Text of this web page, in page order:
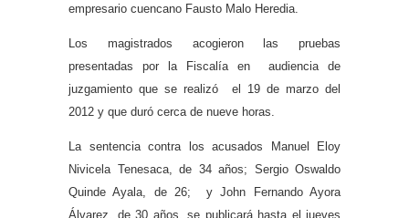
empresario cuencano Fausto Malo Heredia.
Los magistrados acogieron las pruebas
presentadas por la Fiscalía en audiencia de
juzgamiento que se realizó el 19 de marzo del
2012 y que duró cerca de nueve horas.
La sentencia contra los acusados Manuel Eloy
Nivicela Tenesaca, de 34 años; Sergio Oswaldo
Quinde Ayala, de 26; y John Fernando Ayora
Álvarez, de 30 años, se publicará hasta el jueves